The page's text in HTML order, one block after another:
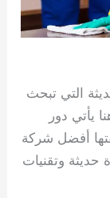
التي تبحث
يأتي دور
أفضل شركة
حديثة وتقنيات